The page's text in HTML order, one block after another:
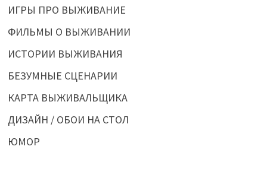
ИГРЫ ПРО ВЫЖИВАНИЕ
ФИЛЬМЫ О ВЫЖИВАНИИ
ИСТОРИИ ВЫЖИВАНИЯ
БЕЗУМНЫЕ СЦЕНАРИИ
КАРТА ВЫЖИВАЛЬЩИКА
ДИЗАЙН / ОБОИ НА СТОЛ
ЮМОР